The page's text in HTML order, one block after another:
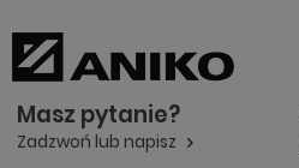
Masz pytanie?
Zadzwoń lub napisz